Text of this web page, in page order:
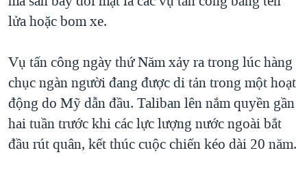
lửa hoặc bom xe.
Vụ tấn công ngày thứ Năm xảy ra trong lúc hàng
chục ngàn người đang được di tản trong một hoạt
động do Mỹ dẫn đầu. Taliban lên nắm quyền gần
hai tuần trước khi các lực lượng nước ngoài bắt
đầu rút quân, kết thúc cuộc chiến kéo dài 20 năm.